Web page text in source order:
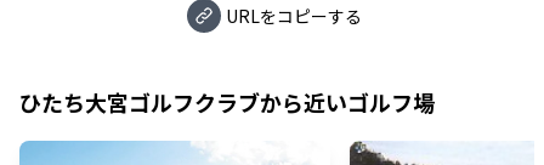
URLをコピーする
ひたち大宮ゴルフクラブから近いゴルフ場